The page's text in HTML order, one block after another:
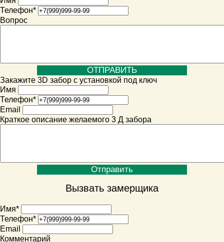
Телефон*
Вопрос
Закажите 3D забор с установкой под ключ
Имя
Телефон*
Email
Краткое описание желаемого 3 Д забора
Вызвать замерщика
Имя*
Телефон*
Email
Комментарий